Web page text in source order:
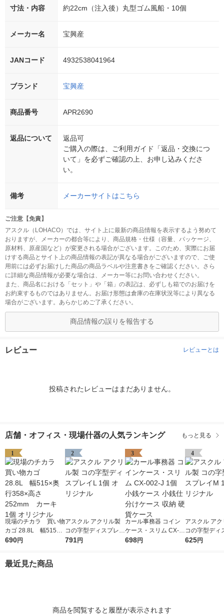
寸法・内容 約22cm（注入後）丸型ゴム風船・10個
メーカー名 宝興産
JANコード 4932538041964
ブランド 宝興産
商品番号 APR2690
返品について
返品可
ご購入の際は、ご利用ガイド「返品・交換につ
いて」を必ずご確認の上、お申し込みくださ
い。
備考 メーカーサイトはこちら
ご注意【免責】
アスクル（LOHACO）では、サイト上に最新の商品情報を表示するよう努めて
おりますが、メーカーの都合等により、商品規格・仕様（容量、パッケージ、
原材料、原産国など）が変更される場合がございます。このため、実際にお届
けする商品とサイト上の商品情報の表記が異なる場合がございますので、ご使
用前には必ずお届けした商品の商品ラベルや注意書きをご確認ください。さら
に詳細な商品情報が必要な場合は、メーカー等にお問い合わせください。
また、商品名における「セット」や「箱」の表記は、必ずしも箱でのお届けを
お約束するものではありません。お届け形態は倉庫の在庫状況等により異なる
場合がございます。あらかじめご了承ください。
商品情報の誤りを報告する
レビュー レビューとは
投稿されたレビューはまだありません。
店舗・オフィス・現場什器の人気ランキング もっと見る
1
現場のチカラ 買い物
カゴ 28.8L 幅515×
奥行358×高さ252mm
690円
2
アスクル アクリル製
コの字型ディスプレイ
L 1個 オリジナル
791円
3
カール事務器 コイン
ケース・スリム CX-0
02-J 1個 小銭ケース
698円
4
アスクル ア
コの字型ディ
M 1個 オリジ
625円
最近見た商品
商品を閲覧すると履歴が表示されます